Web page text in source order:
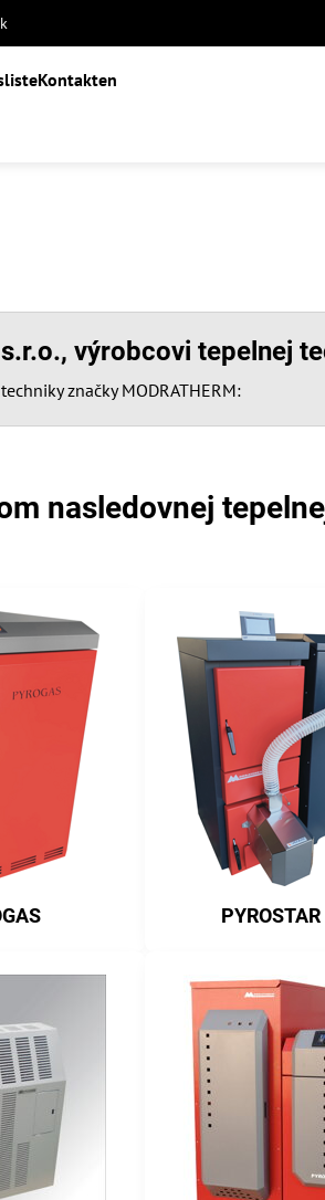
Kontakten
výrobcovi tepelnej
značky MODRATHERM:
nasledovnej
PYROSTAR